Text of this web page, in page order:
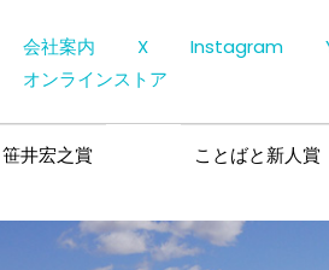
会社案内 X Instagram
オンラインストア
笹井宏之賞 ことばと新人賞